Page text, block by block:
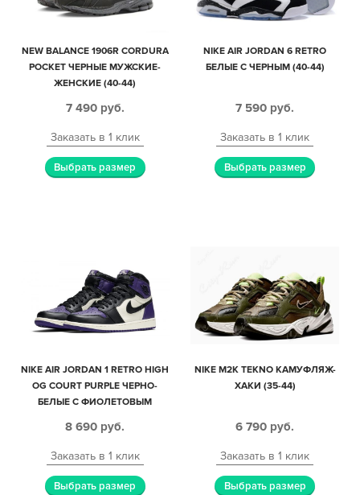
NEW BALANCE 1906R CORDURA
POCKET ЧЕРНЫЕ МУЖСКИЕ-
ЖЕНСКИЕ (40-44)
7 490 руб.
Заказать в 1 клик
Выбрать размер
NIKE AIR JORDAN 6 RETRO
БЕЛЫЕ С ЧЕРНЫМ (40-44)
7 590 руб.
Заказать в 1 клик
Выбрать размер
NIKE AIR JORDAN 1 RETRO HIGH
OG COURT PURPLE ЧЕРНО-
БЕЛЫЕ С ФИОЛЕТОВЫМ
8 690 руб.
Заказать в 1 клик
Выбрать размер
NIKE M2K TEKNO КАМУФЛЯЖ-
ХАКИ (35-44)
6 790 руб.
Заказать в 1 клик
Выбрать размер